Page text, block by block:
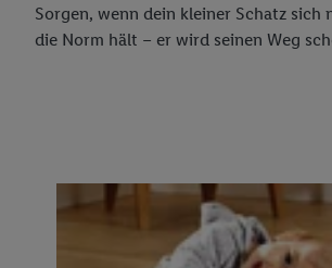
Obst-, Gemüse-, Sauer-, Fischkonserven
Wasch-, Putz-, Reinigungsmittel
Sorgen, wenn dein kleiner Schatz sich
die Norm hält – er wird seinen Weg